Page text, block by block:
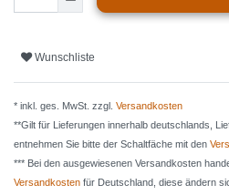
Wunschliste
* inkl. ges. MwSt. zzgl. Versandkosten
**Gilt für Lieferungen innerhalb deutschlands,
entnehmen Sie bitte der Schaltfäche mit den
*** Bei den ausgewiesenen Versandkosten
Versandkosten für Deutschland, diese ändern